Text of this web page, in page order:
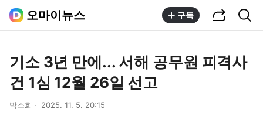
오마이뉴스 구독
기소 3년 만에... 서해 공무원 피격사
건 1심 12월 26일 선고
박소희 2025. 11. 5. 20:15